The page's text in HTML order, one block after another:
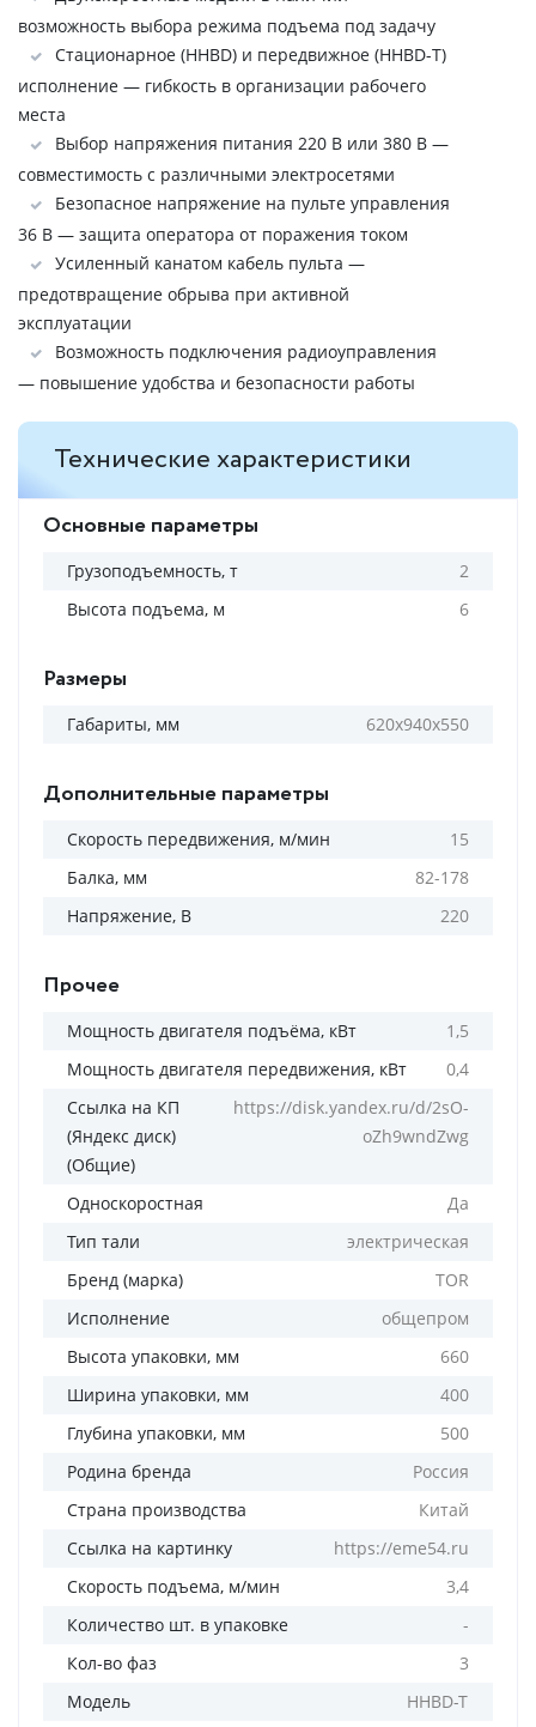
возможность выбора режима подъема под задачу
Стационарное (HHBD) и передвижное (HHBD-Т)
исполнение — гибкость в организации рабочего
места
Выбор напряжения питания 220 В или 380 В —
совместимость с различными электросетями
Безопасное напряжение на пульте управления
36 В — защита оператора от поражения током
Усиленный канатом кабель пульта —
предотвращение обрыва при активной
эксплуатации
Возможность подключения радиоуправления
— повышение удобства и безопасности работы
Технические характеристики
Основные параметры
Грузоподъемность, т
2
Высота подъема, м
6
Размеры
Габариты, мм 620х940х550
Дополнительные параметры
Скорость передвижения, м/мин
15
Балка, мм
82-178
Напряжение, В
220
Прочее
Мощность двигателя подъёма, кВт
1,5
Мощность двигателя передвижения, кВт
0,4
Ссылка на КП
(Яндекс диск)
(Общие)
https://disk.yandex.ru/d/2sO-
oZh9wndZwg
Односкоростная
Да
Тип тали
электрическая
Бренд (марка)
TOR
Исполнение
общепром
Высота упаковки, мм
660
Ширина упаковки, мм
400
Глубина упаковки, мм
500
Родина бренда
Россия
Страна производства
Китай
Ссылка на картинку
https://eme54.ru
Скорость подъема, м/мин
3,4
Количество шт. в упаковке
-
Кол-во фаз
3
Модель
HHBD-T